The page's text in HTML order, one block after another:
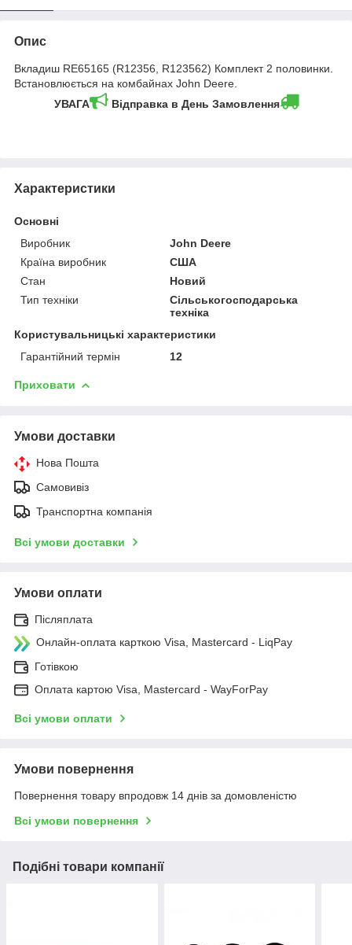
Опис
Вкладиш RE65165 (R12356, R123562) Комплект 2 половинки.
Встановлюється на комбайнах John Deere.
УВАГА
Відправка в День Замовлення
Характеристики
Основні
Виробник
John Deere
Країна виробник
США
Стан
Новий
Тип техніки
Сільськогосподарська
техніка
Користувальницькі характеристики
Гарантійний термін
12
Приховати
Умови доставки
Нова Пошта
Самовивіз
Транспортна компанія
Всі умови доставки
Умови оплати
Післяплата
Онлайн-оплата карткою Visa, Mastercard - LiqPay
Готівкою
Оплата картою Visa, Mastercard - WayForPay
Всі умови оплати
Умови повернення
Повернення товару впродовж 14 днів за домовленістю
Всі умови повернення
Подібні товари компанії